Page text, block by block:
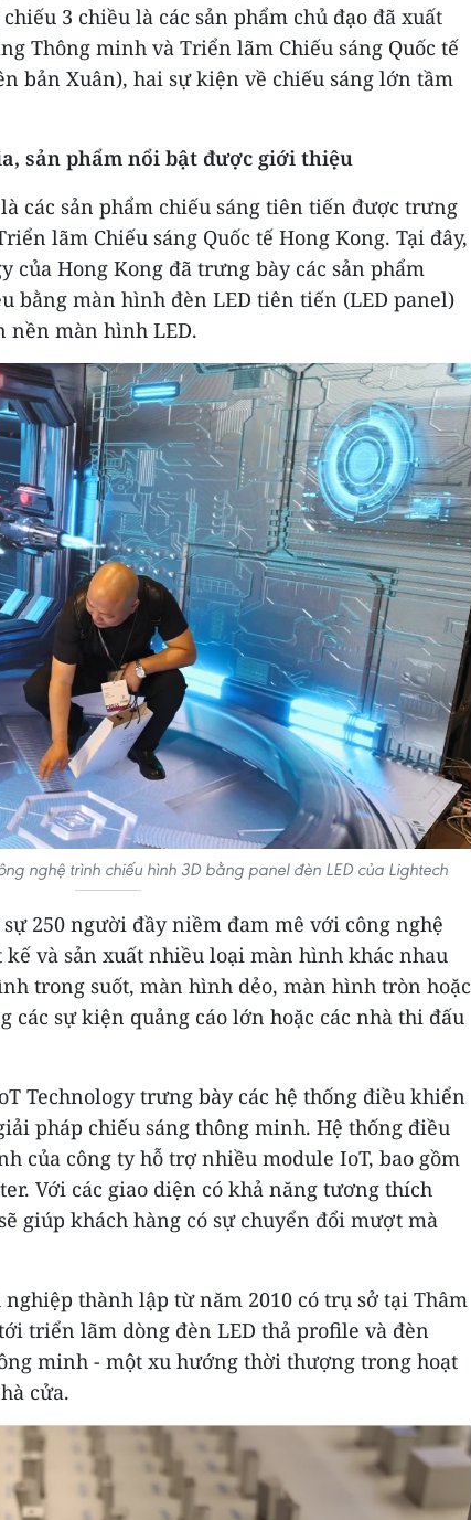
3 chiều là các sản phẩm chủ đạo đã xuất
Thông minh và Triển lãm Chiếu sáng Quốc tế
bản Xuân), hai sự kiện về chiếu sáng lớn tầm
sản phẩm nổi bật được giới thiệu
các sản phẩm chiếu sáng tiên tiến được trưng
lãm Chiếu sáng Quốc tế Hong Kong. Tại đây,
của Hong Kong đã trưng bày các sản phẩm
bằng màn hình đèn LED tiên tiến (LED panel)
nền màn hình LED.
nghệ trình chiếu hình 3D bằng panel đèn LED của Lightech
250 người đầy niềm đam mê với công nghệ
và sản xuất nhiều loại màn hình khác nhau
trong suốt, màn hình dẻo, màn hình tròn hoặc
sự kiện quảng cáo lớn hoặc các nhà thi đấu
Technology trưng bày các hệ thống điều khiển
pháp chiếu sáng thông minh. Hệ thống điều
của công ty hỗ trợ nhiều module IoT, bao gồm
Với các giao diện có khả năng tương thích
giúp khách hàng có sự chuyển đổi mượt mà
thành lập từ năm 2010 có trụ sở tại Thâm
triển lãm dòng đèn LED thả profile và đèn
minh - một xu hướng thời thượng trong hoạt
cửa.